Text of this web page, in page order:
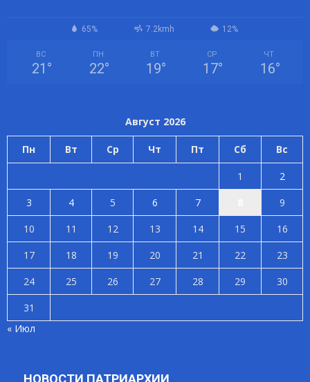
65% 7.2kmh 12%
ВС
21 °
ПН
22°
ВТ
19°
СР
17°
ЧТ
16°
Август 2026
Пн Вт Ср Чт Пт Сб Вс
1
2
3
4 5 6 7
9
10
11 12 13 14 15
16
17
18 19 20 21 22
23
24
25 26 27 28 29
30
31
« Июл
НОВОСТИ ПАТРИАРХИИ